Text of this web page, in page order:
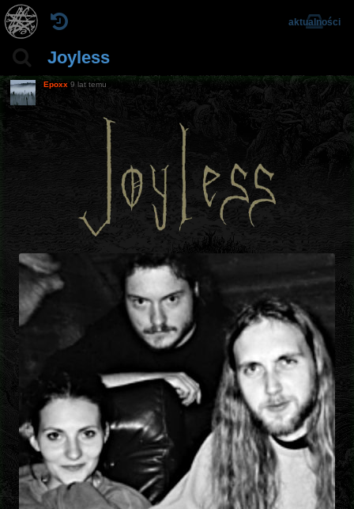
Joyless
aktualności
Epoxx 9 lat temu